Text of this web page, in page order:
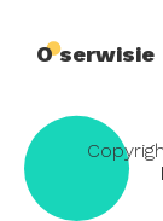
O serwisie